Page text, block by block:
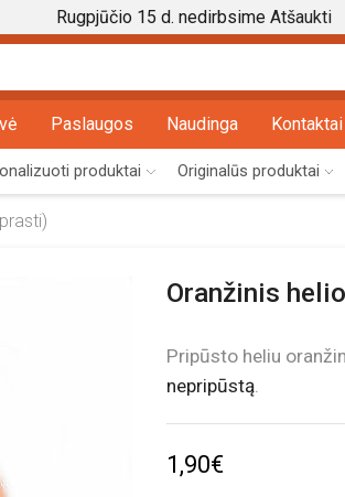
Rugpjūčio 15 d. nedirbsime Atšaukti
input
Paslaugos Naudinga Kontaktai
produktai Originalūs produktai
Oranžinis
Pripūsto heliu
nepripūstą.
1,90€